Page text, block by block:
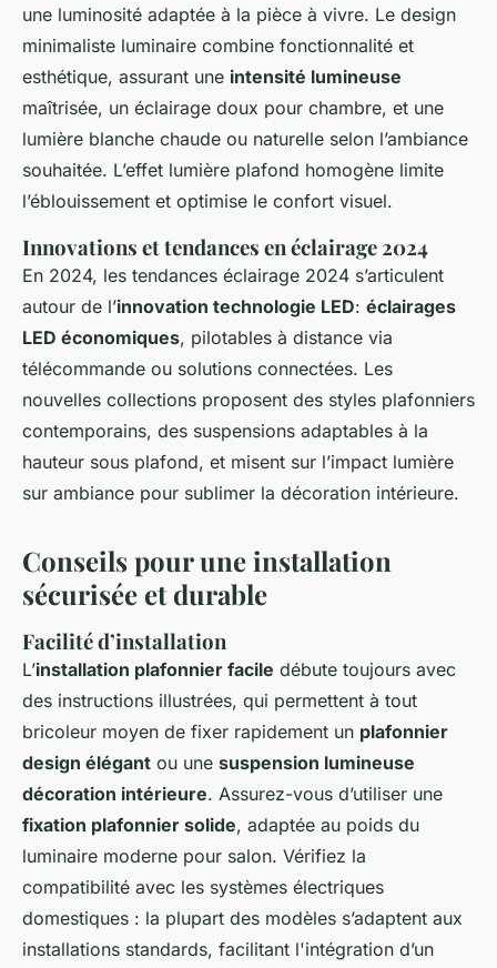
une luminosité adaptée à la pièce à vivre. Le design
minimaliste luminaire combine fonctionnalité et
esthétique, assurant une intensité lumineuse
maîtrisée, un éclairage doux pour chambre, et une
lumière blanche chaude ou naturelle selon l’ambiance
souhaitée. L’effet lumière plafond homogène limite
l’éblouissement et optimise le confort visuel.
Innovations et tendances en éclairage 2024
En 2024, les tendances éclairage 2024 s’articulent
autour de l’innovation technologie LED: éclairages
LED économiques, pilotables à distance via
télécommande ou solutions connectées. Les
nouvelles collections proposent des styles plafonniers
contemporains, des suspensions adaptables à la
hauteur sous plafond, et misent sur l’impact lumière
sur ambiance pour sublimer la décoration intérieure.
Conseils pour une installation
sécurisée et durable
Facilité d’installation
L’installation plafonnier facile débute toujours avec
des instructions illustrées, qui permettent à tout
bricoleur moyen de fixer rapidement un plafonnier
design élégant ou une suspension lumineuse
décoration intérieure. Assurez-vous d’utiliser une
fixation plafonnier solide, adaptée au poids du
luminaire moderne pour salon. Vérifiez la
compatibilité avec les systèmes électriques
domestiques : la plupart des modèles s’adaptent aux
installations standards, facilitant l'intégration d’un